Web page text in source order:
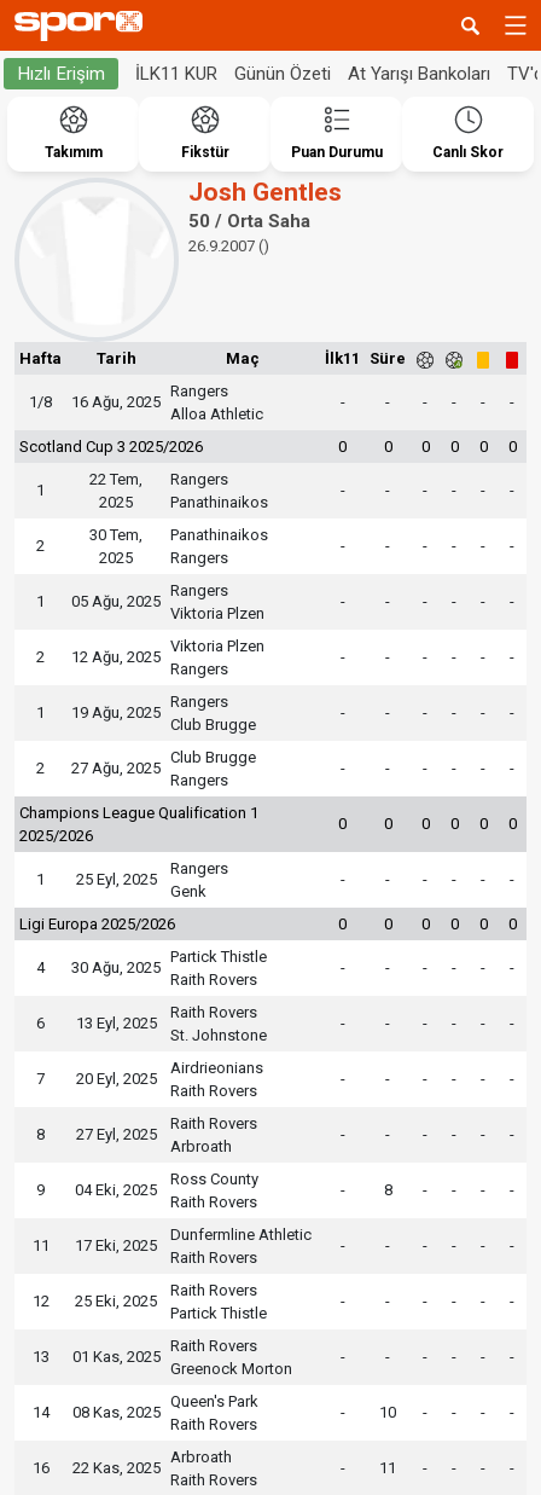
Hızlı Erişim İLK11 KUR Günün Özeti At Yarışı Bankoları
Takımım Fikstür Puan Durumu Canlı Skor
Josh Gentles
50 / Orta Saha
26.9.2007 ()
Hafta Tarih Maç İlk11 Süre
1/8 16 Ağu, 2025
Rangers
Alloa Athletic
- - - - - -
Scotland Cup 3 2025/2026 0 0 0 0 0 0
1
22 Tem,
2025
Rangers
Panathinaikos
- - - - - -
2
30 Tem,
2025
Panathinaikos
Rangers
- - - - - -
1 05 Ağu, 2025
Rangers
Viktoria Plzen
- - - - - -
2 12 Ağu, 2025
Viktoria Plzen
Rangers
- - - - - -
1 19 Ağu, 2025
Rangers
Club Brugge
- - - - - -
2 27 Ağu, 2025
Club Brugge
Rangers
- - - - - -
Champions League Qualification 1
2025/2026
0 0 0 0 0 0
1 25 Eyl, 2025
Rangers
Genk
- - - - - -
Ligi Europa 2025/2026 0 0 0 0 0 0
4 30 Ağu, 2025
Partick Thistle
Raith Rovers
- - - - - -
6 13 Eyl, 2025
Raith Rovers
St. Johnstone
- - - - - -
7 20 Eyl, 2025
Airdrieonians
Raith Rovers
- - - - - -
8 27 Eyl, 2025
Raith Rovers
Arbroath
- - - - - -
9 04 Eki, 2025
Ross County
Raith Rovers
- 8 - - - -
11 17 Eki, 2025
Dunfermline Athletic
Raith Rovers
- - - - - -
12 25 Eki, 2025
Raith Rovers
Partick Thistle
- - - - - -
13 01 Kas, 2025
Raith Rovers
Greenock Morton
- - - - - -
14 08 Kas, 2025
Queen's Park
Raith Rovers
- 10 - - - -
16 22 Kas, 2025
Arbroath
Raith Rovers
- 11 - - - -